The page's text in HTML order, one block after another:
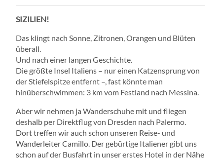
SIZILIEN!
Das klingt nach Sonne, Zitronen, Orangen und Blüten
überall.
Und nach einer langen Geschichte.
Die größte Insel Italiens – nur einen Katzensprung von
der Stiefelspitze entfernt –, fast könnte man
hinüberschwimmen: 3 km vom Festland nach Messina.
Aber wir nehmen ja Wanderschuhe mit und fliegen
deshalb per Direktflug von Dresden nach Palermo.
Dort treffen wir auch schon unseren Reise- und
Wanderleiter Camillo. Der gebürtige Italiener gibt uns
schon auf der Busfahrt in unser erstes Hotel in der Nähe